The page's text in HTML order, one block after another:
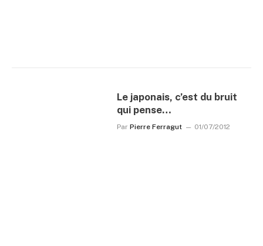
Le japonais, c’est du bruit
qui pense…
Par Pierre Ferragut 01/07/2012